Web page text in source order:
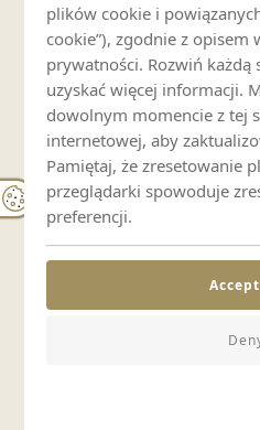
Dla rodzin
Łóżeczko dziecięce
Zwierzęta
Zwierzęta zabronione
plików cookie i
cookie”), zgodnie z opisem
prywatności. Rozwiń każdą
uzyskać więcej informacji.
dowolnym momencie z tej
internetowej, aby
Pamiętaj, że zresetowanie
przeglądarki spowoduje
preferencji.